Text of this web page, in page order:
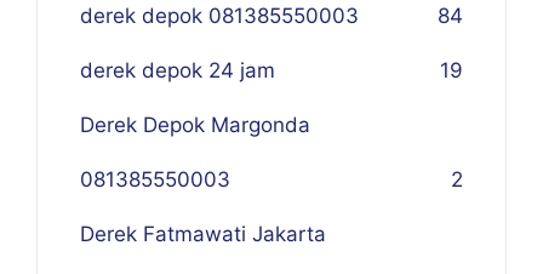
derek depok 081385550003 84
derek depok 24 jam 19
Derek Depok Margonda
081385550003 2
Derek Fatmawati Jakarta